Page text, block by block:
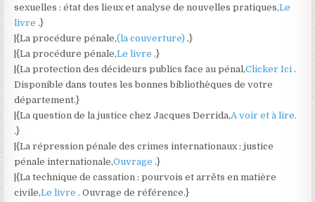
sexuelles : état des lieux et analyse de nouvelles pratiques,Le
livre.}
|{La procédure pénale,(la couverture).}
|{La procédure pénale,Le livre.}
|{La protection des décideurs publics face au pénal,Clicker Ici.
Disponible dans toutes les bonnes bibliothèques de votre
département.}
|{La question de la justice chez Jacques Derrida,A voir et à lire.
.}
|{La répression pénale des crimes internationaux : justice
pénale internationale,Ouvrage.}
|{La technique de cassation : pourvois et arrêts en matière
civile,Le livre. Ouvrage de référence.}